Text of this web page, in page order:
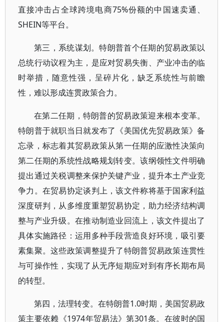
直接冲击占全球跨境电商75%份额的中国速卖通、
SHEIN等平台。
第三，系统谋划。特朗普首个任期的贸易政策以
总统行动议程为主，是应对贸易失衡、产业冲击的临
时举措，随意性强，呈碎片化，缺乏系统性与前瞻
性，难以形成连贯政策合力。
在第二任期，特朗普的贸易政策迎来根本变革。
特朗普于就职当日就发布了《美国优先贸易政策》备
忘录，标志着其贸易政策从第一任期的应激性决策向
第二任期的系统性战略规划转变。该纲领性文件明确
提出通过关税调整来保护关键产业，提升本土产业竞
争力。在贸易协定谈判上，该文件称将基于国家利益
深度研判，从多维度重塑贸易协定，助力经济结构调
整与产业升级。在推动制造业回流上，该文件提出了
具体实施路径：运用多种手段营造良好环境，吸引要
素集聚。这些政策调整提升了特朗普贸易政策连贯性
与可操作性，实现了从无序短期应对到有序长期布局
的转型。
第四，法理转变。在特朗普1.0时期，美国贸易政
策主要依赖《1974年贸易法》第301条。在彼时的国